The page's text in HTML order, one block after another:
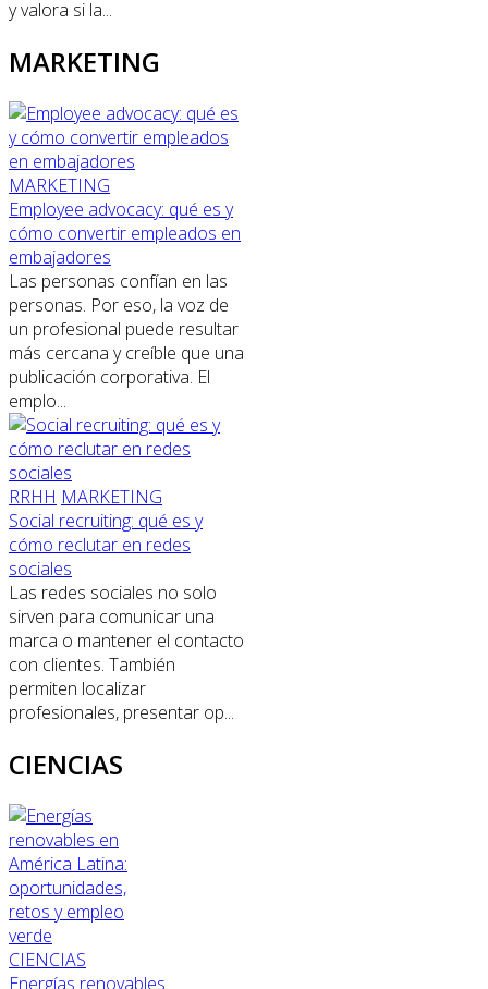
y valora si la...
MARKETING
MARKETING
Employee advocacy: qué es y
cómo convertir empleados en
embajadores
Las personas confían en las
personas. Por eso, la voz de
un profesional puede resultar
más cercana y creíble que una
publicación corporativa. El
emplo...
RRHH MARKETING
Social recruiting: qué es y
cómo reclutar en redes
sociales
Las redes sociales no solo
sirven para comunicar una
marca o mantener el contacto
con clientes. También
permiten localizar
profesionales, presentar op...
CIENCIAS
CIENCIAS
Energías renovables